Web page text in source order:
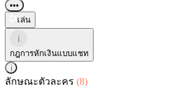
•••
เล่น
i
กฎการหักเงินแบบแชท
i
ลักษณะตัวละคร (8)